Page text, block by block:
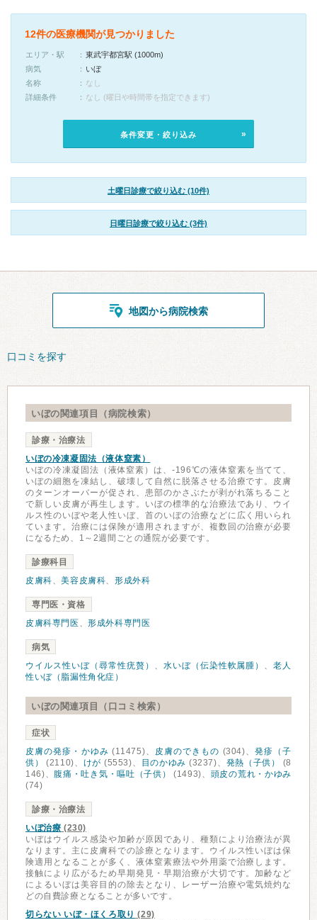
12件の医療機関が見つかりました
エリア・駅
東武宇都宮駅 (1000m)
病気
いぼ
名称
なし
詳細条件
なし (曜日や時間帯を指定できます)
条件変更・絞り込み
土曜日診療で絞り込む (10件)
日曜日診療で絞り込む (3件)
地図から病院検索
口コミを探す
いぼの関連項目（病院検索）
診療・治療法
いぼの冷凍凝固法（液体窒素）
いぼの冷凍凝固法（液体窒素）は、-196℃の液体窒素を当てて、
いぼの細胞を凍結し、破壊して自然に脱落させる治療です。皮膚
のターンオーバーが促され、患部のかさぶたが剥がれ落ちること
で新しい皮膚が再生します。いぼの標準的な治療法であり、ウイ
ルス性のいぼや老人性いぼ、首のいぼの治療などに広く用いられ
ています。治療には保険が適用されますが、複数回の治療が必要
になるため、1～2週間ごとの通院が必要です。
診療科目
皮膚科、美容皮膚科、形成外科
専門医・資格
皮膚科専門医 、形成外科専門医
病気
ウイルス性いぼ（尋常性疣贅） 、 水いぼ（伝染性軟属腫） 、老人
性いぼ（脂漏性角化症）
いぼの関連項目（口コミ検索）
症状
皮膚の発疹・かゆみ (11475)、 皮膚のできもの (304)、発疹（子
供）
(2110)、 けが (5553)、 目のかゆみ (3237)、 発熱（子供）
(8
146)、 腹痛・吐き気・嘔吐（子供） (1493)、 頭皮の荒れ・かゆみ
(74)
診療・治療法
いぼ治療 (230)
いぼはウイルス感染や加齢が原因であり、種類により治療法が異
なります。主に皮膚科での診療となります。ウイルス性いぼは保
険適用となることが多く、液体窒素療法や外用薬で治療します。
接触により広がるため早期発見・早期治療が大切です。加齢など
によるいぼは美容目的の除去となり、レーザー治療や電気焼灼な
どの自費診療となることが多いです。
切らない いぼ・ほくろ取り (29)